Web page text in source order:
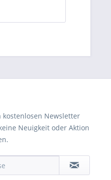
kostenlosen Newsletter
Neuigkeit oder Aktion